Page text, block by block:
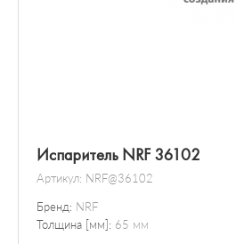
Испаритель NRF 36102
Артикул: NRF@36102
Бренд: NRF
Толщина [мм]: 65 мм